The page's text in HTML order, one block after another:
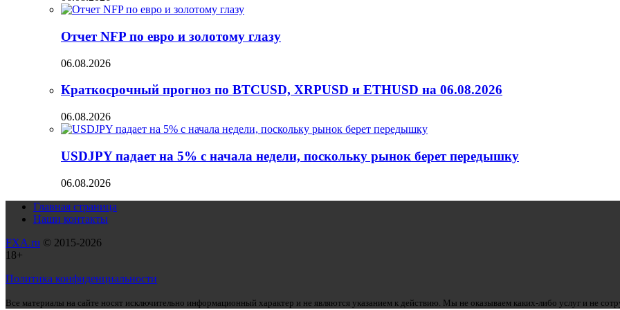
Отчет NFP по евро и золотому глазу
06.08.2026
Краткосрочный прогноз по BTCUSD, XRPUSD и ETHUSD на 06.08.2026
06.08.2026
USDJPY падает на 5% с начала недели, поскольку рынок берет передышку
06.08.2026
Главная страница
Наши контакты
FXA.ru © 2015-2026
18+
Политика конфиденциальности
Все материалы на сайте носят исключительно информационный характер и не являются указанием к действию. Мы не оказываем каких-либо услуг и не